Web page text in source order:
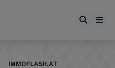
IMMOFLASH.AT